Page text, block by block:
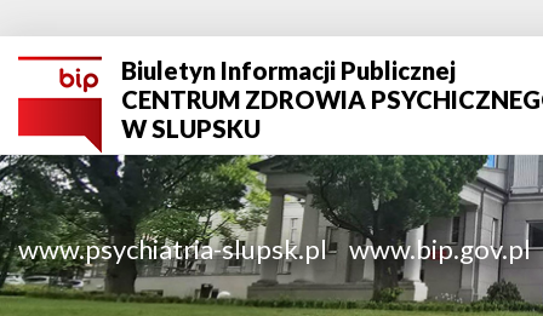
Biuletyn Informacji Publicznej
CENTRUM ZDROWIA
W SLUPSKU
www.psychiatria-slupsk.pl www.bip.gov.pl